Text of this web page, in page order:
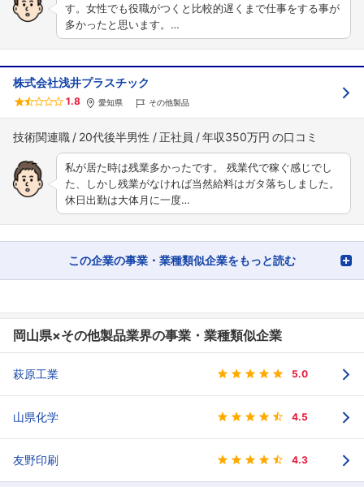
す。女性でも役職がつくと比較的遅くまで仕事をする事が
多かったと思います。…
株式会社浅井プラスチック
1.8 愛知県 その他製品
技術関連職 20代後半男性 正社員 年収350万円
私が居た時は残業多かったです。 残業代で稼ぐ感じでし
た、しかし残業がなければ当然給料はガタ落ちしました。
休日出勤は大体月に一度…
この企業の事業・業種類似企業をもっと読む
岡山県×その他製品業界の事業・業種類似企業
萩原工業 5.0
山県化学 4.5
友野印刷 4.3